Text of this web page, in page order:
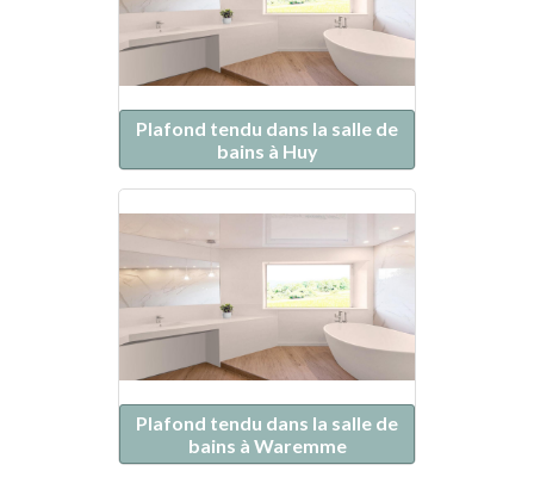
Plafond tendu dans la salle de
bains à Huy
Plafond tendu dans la salle de
bains à Waremme